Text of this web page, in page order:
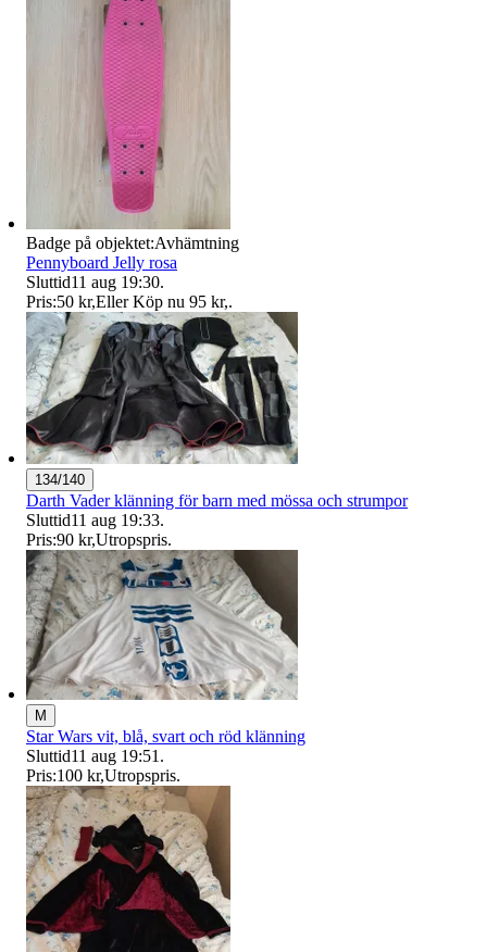
Badge på objektet:Avhämtning
Pennyboard Jelly rosa
Sluttid11 aug 19:30.
Pris:50 kr,Eller Köp nu 95 kr,.
134/140
Darth Vader klänning för barn med mössa och strumpor
Sluttid11 aug 19:33.
Pris:90 kr,Utropspris.
M
Star Wars vit, blå, svart och röd klänning
Sluttid11 aug 19:51 .
Pris:100 kr,Utropspris.